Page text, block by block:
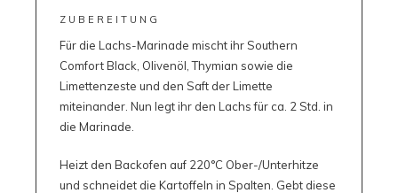
ZUBEREITUNG
Für die Lachs-Marinade mischt ihr Southern
Comfort Black, Olivenöl, Thymian sowie die
Limettenzeste und den Saft der Limette
miteinander. Nun legt ihr den Lachs für ca. 2 Std. in
die Marinade.
Heizt den Backofen auf 220°C Ober-/Unterhitze
und schneidet die Kartoffeln in Spalten. Gebt diese